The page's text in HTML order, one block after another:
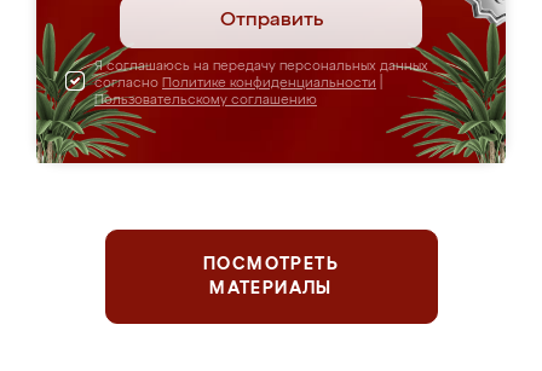
Отправить
Я соглашаюсь на передачу персональных данных
согласно Политике конфиденциальности
Пользовательскому соглашению
ПОСМОТРЕТЬ
МАТЕРИАЛЫ